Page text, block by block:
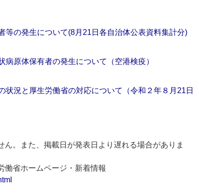
等の発生について(8月21日各自治体公表資料集計分)
原体保有者の発生について（空港検疫）
状況と厚生労働省の対応について（令和２年８月21日
ん。また、掲載日が発表日より遅れる場合がありま
働省ホームページ・新着情報